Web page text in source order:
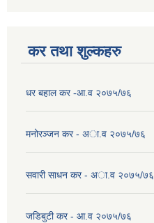
कर तथा शुल्कहरु
धर बहाल कर -आ.व २०७५/७६
मनोरञ्जन कर - अा.व २०७५/७६
सवारी साधन कर - अा.व २०७५/७६
जडिबुटी कर - आ.व २०७५/७६